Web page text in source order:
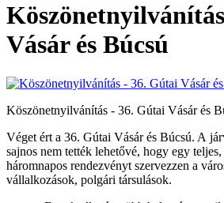
Vásár és Búcsú
Köszönetnyilvánítás - 36. Gútai Vásár és
Véget ért a 36. Gútai Vásár és Búcsú. A
sajnos nem tették lehetővé, hogy egy
háromnapos rendezvényt szervezzen a
vállalkozások, polgári társulások.